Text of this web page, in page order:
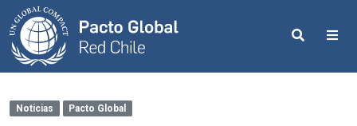
Search
Noticias Pacto Global